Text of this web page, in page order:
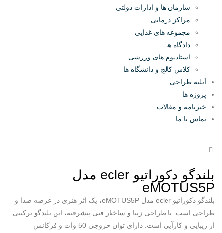
سازمان ها و ادارات دولتی
مراکز درمانی
مجموعه های غذایی
دادگاه ها
استادیوم های ورزشی
کلاس کالج و دانشگاه ها
آتلیه طراحی
پروژه ها
خبرنامه و مقالات
تماس با ما
بلندگو دکوراتیو ecler مدل
eMOTUS5P
بلندگو دکوراتیو ecler مدل eMOTUS5P، یک اثر هنری در عرصه صدا و
طراحی است. با طراحی زیبا و ساختار فنی پیشرفته، این بلندگو ترکیبی
از زیبایی و کارآیی است. دارای توان خروجی 50 وات و فرکانس